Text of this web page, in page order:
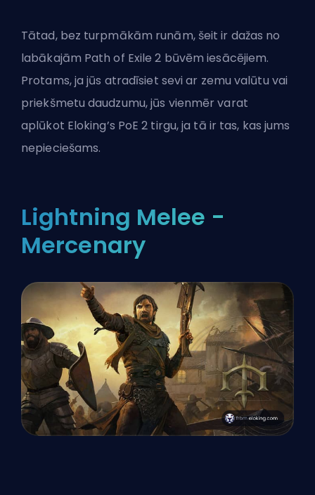
Tātad, bez turpmākām runām, šeit ir dažas no
labākajām Path of Exile 2 būvēm iesācējiem.
Protams, ja jūs atradīsiet sevi ar zemu valūtu vai
priekšmetu daudzumu, jūs vienmēr varat
aplūkot Eloking’s PoE 2 tirgu, ja tā ir tas, kas jums
nepieciešams.
Lightning Melee -
Mercenary